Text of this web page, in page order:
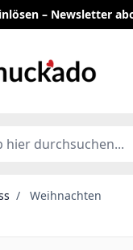
– Newsletter
/ Weihnachten